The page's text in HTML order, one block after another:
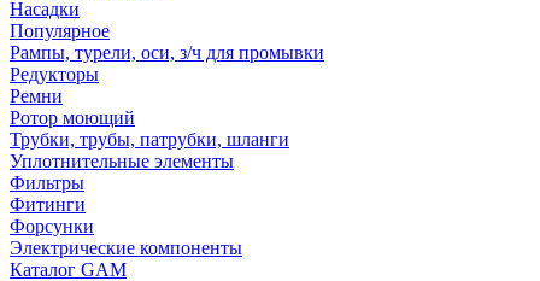
Насадки
Популярное
Рампы, турели, оси, з/ч для промывки
Редукторы
Ремни
Ротор моющий
Трубки, трубы, патрубки, шланги
Уплотнительные элементы
Фильтры
Фитинги
Форсунки
Электрические компоненты
Каталог GAM